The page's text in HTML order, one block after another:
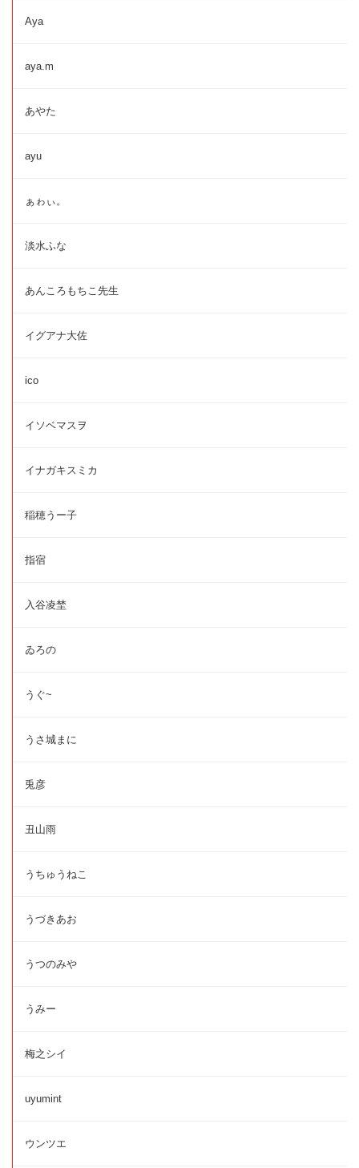
Aya
aya.m
あやた
ayu
ぁゎぃ。
淡水ふな
あんころもちこ先生
イグアナ大佐
ico
イソベマスヲ
イナガキスミカ
稲穂うー子
指宿
入谷凌埜
ゐろの
うぐ~
うさ城まに
兎彦
丑山雨
うちゅうねこ
うづきあお
うつのみや
うみー
梅之シイ
uyumint
ウンツエ